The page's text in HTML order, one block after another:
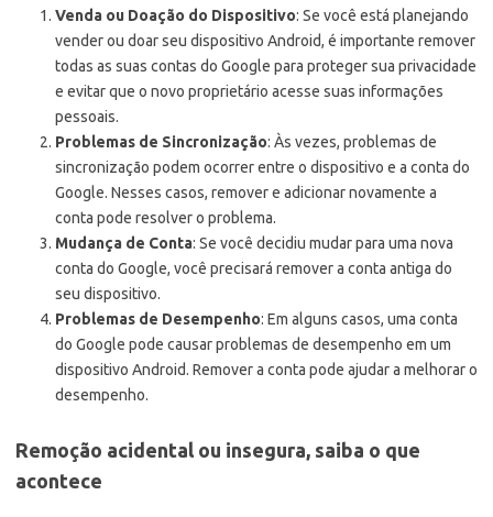
Venda ou Doação do Dispositivo: Se você está planejando
vender ou doar seu dispositivo Android, é importante remover
todas as suas contas do Google para proteger sua privacidade
e evitar que o novo proprietário acesse suas informações
pessoais.
Problemas de Sincronização: Às vezes, problemas de
sincronização podem ocorrer entre o dispositivo e a conta do
Google. Nesses casos, remover e adicionar novamente a
conta pode resolver o problema.
Mudança de Conta: Se você decidiu mudar para uma nova
conta do Google, você precisará remover a conta antiga do
seu dispositivo.
Problemas de Desempenho: Em alguns casos, uma conta
do Google pode causar problemas de desempenho em um
dispositivo Android. Remover a conta pode ajudar a melhorar o
desempenho.
Remoção acidental ou insegura, saiba o que
acontece